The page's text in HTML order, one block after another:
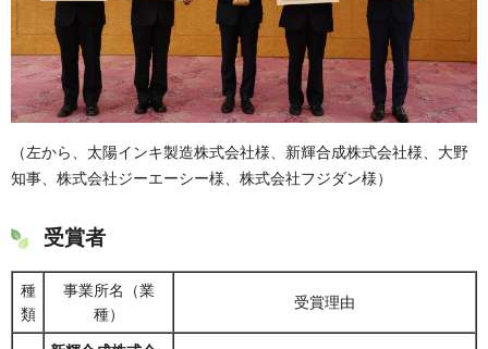
（左から、太陽インキ製造株式会社様、新輝合成株式会社様、大野
知事、株式会社ジーエーシー様、株式会社フジダン様）
受賞者
種
類
事業所名（業
種）
受賞理由